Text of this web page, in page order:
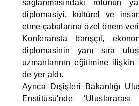
sağlanmasındaki rolünün
diplomasiyi, kültürel ve
etme çabalarına özel önem
Konferansta barışçıl,
diplomasinin yanı sıra
uzmanlarının eğitimine
de yer aldı.
Ayrıca Dışişleri Bakanlığı
Enstitüsü'nde